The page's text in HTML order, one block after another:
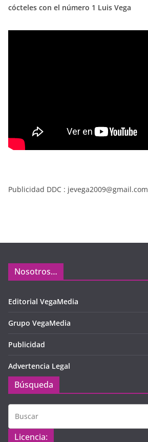
cócteles con el número 1 Luis Vega
Publicidad DDC : jevega2009@gmail.com
Nosotros…
Editorial VegaMedia
Grupo VegaMedia
Publicidad
Advertencia Legal
Búsqueda
Licencia: